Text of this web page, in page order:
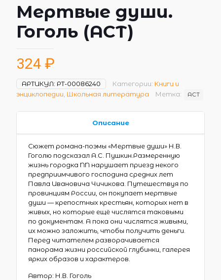
Мертвые души.
Гоголь (АСТ)
324 ₽
АРТИКУЛ: РТ-00086240 Категории: Книги и
энциклопедии Школьная литература Метка: АСТ
Описание
Сюжет романа-поэмы «Мертвые души» Н.В.
Гоголю подсказал А.С. Пушкин.Размеренную
жизнь городка NN нарушает приезд некого
предприимчивого господина средних лет
Павла Ивановича Чичикова. Путешествуя по
провинциям России, он покупает мертвые
души — крепостных крестьян, которых нет в
живых, но которые ещё числятся таковыми
по документам. А пока они числятся живыми,
их можно заложить, чтобы получить деньги.
Перед читателем разворачивается
панорама жизни российской глубинки, галерея
ярких образов и характеров.
Автор: Н.В. Гоголь